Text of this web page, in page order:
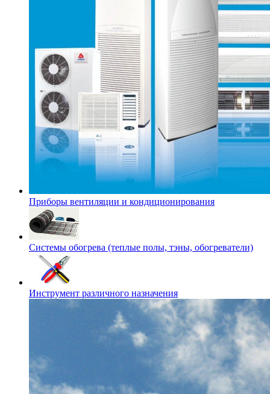
Приборы вентиляции и кондиционирования
Системы обогрева (теплые полы, тэны, обогреватели)
Инструмент различного назначения